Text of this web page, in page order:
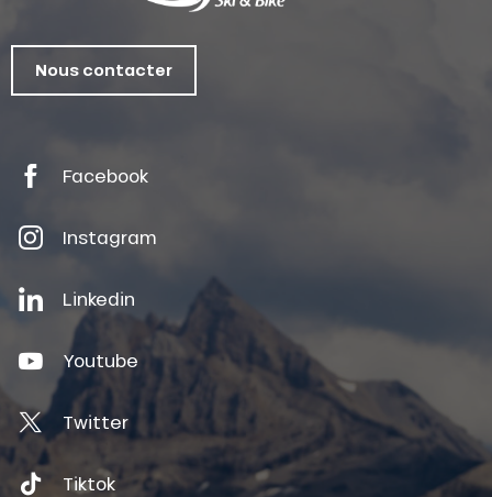
Nous contacter
Facebook
Instagram
Linkedin
Youtube
Twitter
Tiktok